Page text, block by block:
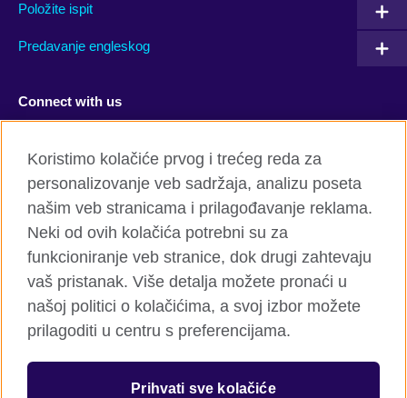
Položite ispit
Predavanje engleskog
Connect with us
YouTube Flickr
TikTok
Globalni sajt British Council-a
Privatnost i uslovi
Kolačići
Koristimo kolačiće prvog i trećeg reda za
personalizovanje veb sadržaja, analizu poseta
našim veb stranicama i prilagođavanje reklama.
Neki od ovih kolačića potrebni su za
funkcioniranje veb stranice, dok drugi zahtevaju
vaš pristanak. Više detalja možete pronaći u
našoj politici o kolačićima, a svoj izbor možete
prilagoditi u centru s preferencijama.
Prihvati sve kolačiće